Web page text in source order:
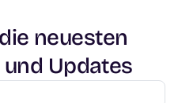
neuesten
Updates